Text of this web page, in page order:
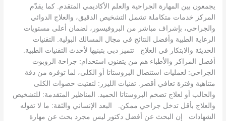
يجمعون بين المهارة الجراحية والعلم الأكاديمي المتقدم. كما يقدّم
المركز خدمات متكاملة تشمل التشخيص الدقيق، والعلاج الدوائي
والجراحي، بإشراف مباشر من البروفيسور، لضمان أعلى مستويات
الرعاية الطبية وأفضل النتائج في مجال المسالك البولية. التقنيات
الحديثة والابتكار في العلاج تتميز دبي بتبنيها لأحدث التقنيات الطبية.
أفضل المراكز والأطباء هم من يتقنون استخدام: جراحة الروبوت
الجراحي: لعمليات استئصال البروستاتا أو الكلى، لما توفره من دقة
متناهية وفترة تعافي أقصر. تقنيات الليزر: لتفتيت حصوات الكلى
والحالب أو لعلاج تضخم البروستاتا الحميد. المناظير المتقدمة: للتشخيص
والعلاج بأقل تدخل جراحي ممكن. البعد الإنساني والثقة: ما لا تقوله
الشهادات إن البحث عن أفضل دكتور ليس مجرد بحث عن مهارة